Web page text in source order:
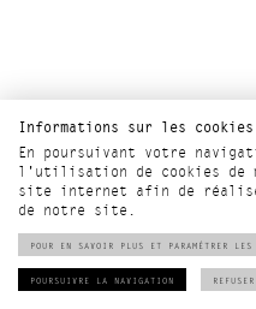
Informations sur les cookies
En poursuivant votre
l'utilisation de cookies de
site internet afin de
de notre site.
POUR EN SAVOIR PLUS ET PARAMÉTRER
POURSUIVRE LA NAVIGATION REFUSER